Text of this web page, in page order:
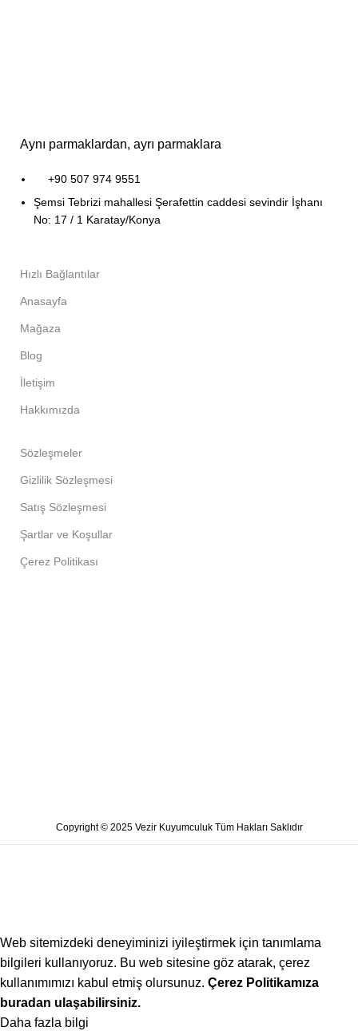
Aynı parmaklardan, ayrı parmaklara
+90 507 974 9551
Şemsi Tebrizi mahallesi Şerafettin caddesi sevindir İşhanı
No: 17 / 1 Karatay/Konya
Hızlı Bağlantılar
Anasayfa
Mağaza
Blog
İletişim
Hakkımızda
Sözleşmeler
Gizlilik Sözleşmesi
Satış Sözleşmesi
Şartlar ve Koşullar
Çerez Politikası
Copyright © 2025 Vezir Kuyumculuk Tüm Hakları Saklıdır
Web sitemizdeki deneyiminizi iyileştirmek için tanımlama
bilgileri kullanıyoruz. Bu web sitesine göz atarak, çerez
kullanımımızı kabul etmiş olursunuz. Çerez Politikamıza
buradan ulaşabilirsiniz.
Daha fazla bilgi